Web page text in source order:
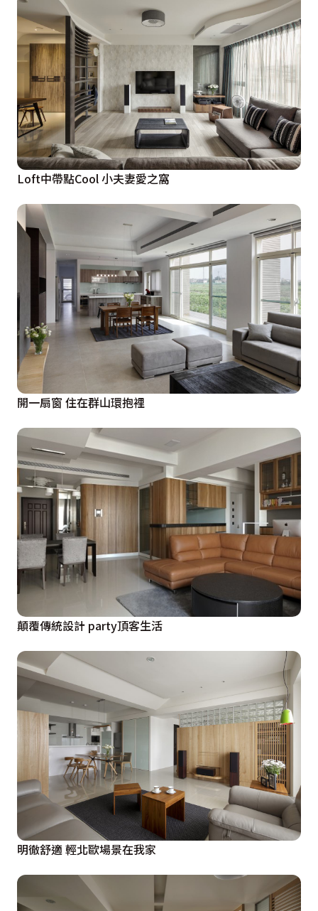
Loft中帶點Cool 小夫妻愛之窩
開一扇窗 住在群山環抱裡
顛覆傳統設計 party頂客生活
明徹舒適 輕北歐場景在我家